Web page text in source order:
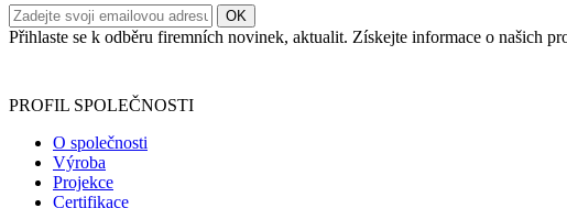
Přihlaste se k odběru firemních novinek, aktualit. Získejte informace o našich
PROFIL SPOLEČNOSTI
O společnosti
Výroba
Projekce
Certifikace